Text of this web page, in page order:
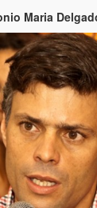
this Blog)
Teques (The
with
amante de los
lover”)
Venezuela
Maria